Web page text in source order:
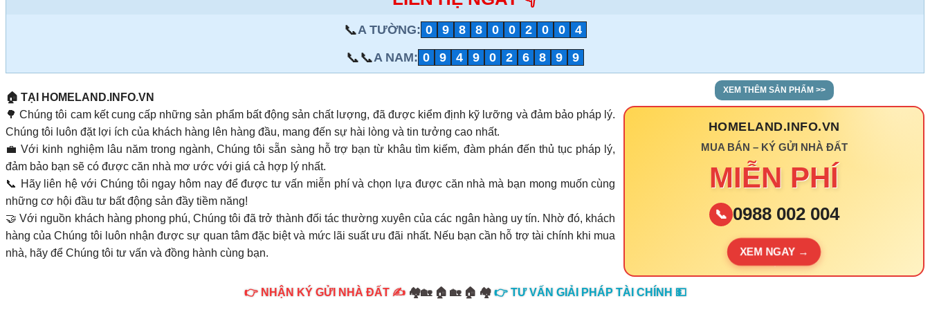
📞A TƯỜNG: 0 9 8 8 0 0 2 0 0 4
📞📞A NAM: 0 9 4 9 0 2 6 8 9 9
🏠 TẠI HOMELAND.INFO.VN
🌳 Chúng tôi cam kết cung cấp những sản phẩm bất động sản chất lượng, đã được kiểm định kỹ lưỡng và đảm bảo pháp lý.
Chúng tôi luôn đặt lợi ích của khách hàng lên hàng đầu, mang đến sự hài lòng và tin tưởng cao nhất.
💼 Với kinh nghiệm lâu năm trong ngành, Chúng tôi sẵn sàng hỗ trợ bạn từ khâu tìm kiếm, đàm phán đến thủ tục pháp lý,
đảm bảo bạn sẽ có được căn nhà mơ ước với giá cả hợp lý nhất.
📞 Hãy liên hệ với Chúng tôi ngay hôm nay để được tư vấn miễn phí và chọn lựa được căn nhà mà bạn mong muốn cùng
những cơ hội đầu tư bất động sản đầy tiềm năng!
🤝 Với nguồn khách hàng phong phú, Chúng tôi đã trở thành đối tác thường xuyên của các ngân hàng uy tín. Nhờ đó, khách
hàng của Chúng tôi luôn nhận được sự quan tâm đặc biệt và mức lãi suất ưu đãi nhất. Nếu bạn cần hỗ trợ tài chính khi mua
nhà, hãy để Chúng tôi tư vấn và đồng hành cùng bạn.
XEM THÊM SẢN PHẨM >>
HOMELAND.INFO.VN
MUA BÁN – KÝ GỬI NHÀ ĐẤT
MIỄN PHÍ
📞 0988 002 004
XEM NGAY →
👉 NHẬN KÝ GỬI NHÀ ĐẤT ✍️ 🏘️🏡 🏠 🏡 🏠 🏘️ 👉 TƯ VẤN GIẢI PHÁP TÀI CHÍNH 💵